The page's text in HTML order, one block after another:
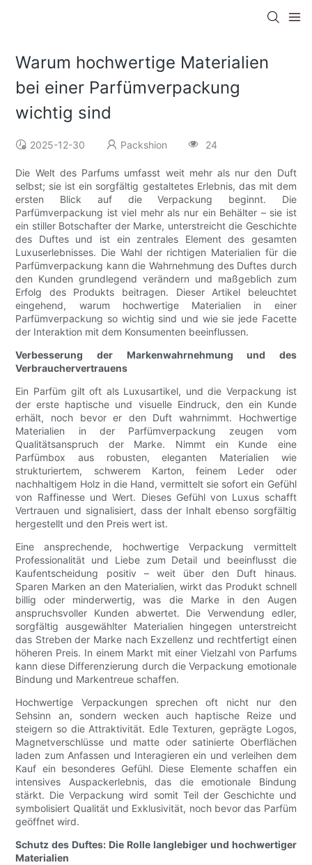
Warum hochwertige Materialien
bei einer Parfümverpackung
wichtig sind
2025-12-30 Packshion 24
Die Welt des Parfums umfasst weit mehr als nur den Duft
selbst; sie ist ein sorgfältig gestaltetes Erlebnis, das mit dem
ersten Blick auf die Verpackung beginnt. Die
Parfümverpackung ist viel mehr als nur ein Behälter – sie ist
ein stiller Botschafter der Marke, unterstreicht die Geschichte
des Duftes und ist ein zentrales Element des gesamten
Luxuserlebnisses. Die Wahl der richtigen Materialien für die
Parfümverpackung kann die Wahrnehmung des Duftes durch
den Kunden grundlegend verändern und maßgeblich zum
Erfolg des Produkts beitragen. Dieser Artikel beleuchtet
eingehend, warum hochwertige Materialien in einer
Parfümverpackung so wichtig sind und wie sie jede Facette
der Interaktion mit dem Konsumenten beeinflussen.
Verbesserung der Markenwahrnehmung und des
Verbrauchervertrauens
Ein Parfüm gilt oft als Luxusartikel, und die Verpackung ist
der erste haptische und visuelle Eindruck, den ein Kunde
erhält, noch bevor er den Duft wahrnimmt. Hochwertige
Materialien in der Parfümverpackung zeugen vom
Qualitätsanspruch der Marke. Nimmt ein Kunde eine
Parfümbox aus robusten, eleganten Materialien wie
strukturiertem, schwerem Karton, feinem Leder oder
nachhaltigem Holz in die Hand, vermittelt sie sofort ein Gefühl
von Raffinesse und Wert. Dieses Gefühl von Luxus schafft
Vertrauen und signalisiert, dass der Inhalt ebenso sorgfältig
hergestellt und den Preis wert ist.
Eine ansprechende, hochwertige Verpackung vermittelt
Professionalität und Liebe zum Detail und beeinflusst die
Kaufentscheidung positiv – weit über den Duft hinaus.
Sparen Marken an den Materialien, wirkt das Produkt schnell
billig oder minderwertig, was die Marke in den Augen
anspruchsvoller Kunden abwertet. Die Verwendung edler,
sorgfältig ausgewählter Materialien hingegen unterstreicht
das Streben der Marke nach Exzellenz und rechtfertigt einen
höheren Preis. In einem Markt mit einer Vielzahl von Parfums
kann diese Differenzierung durch die Verpackung emotionale
Bindung und Markentreue schaffen.
Hochwertige Verpackungen sprechen oft nicht nur den
Sehsinn an, sondern wecken auch haptische Reize und
steigern so die Attraktivität. Edle Texturen, geprägte Logos,
Magnetverschlüsse und matte oder satinierte Oberflächen
laden zum Anfassen und Interagieren ein und verleihen dem
Kauf ein besonderes Gefühl. Diese Elemente schaffen ein
intensives Auspackerlebnis, das die emotionale Bindung
stärkt. Die Verpackung wird somit Teil der Geschichte und
symbolisiert Qualität und Exklusivität, noch bevor das Parfüm
geöffnet wird.
Schutz des Duftes: Die Rolle langlebiger und hochwertiger
Materialien